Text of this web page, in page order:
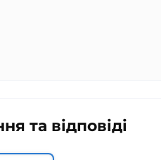
та відповіді